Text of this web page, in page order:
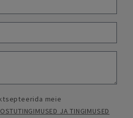
meie
OSTUTINGIMUSED JA TINGIMUSED